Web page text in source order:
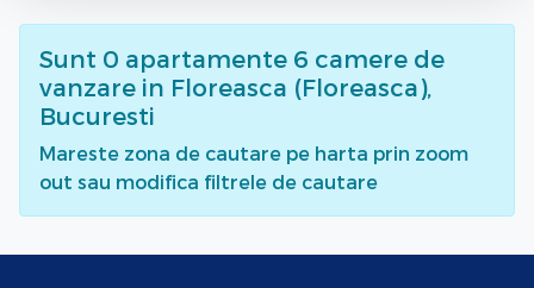
Sunt 0 apartamente 6 camere de
vanzare in Floreasca (Floreasca),
Bucuresti
Mareste zona de cautare pe harta prin zoom
out sau modifica filtrele de cautare